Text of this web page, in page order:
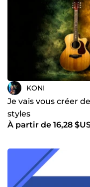
KONI
Je vais vous créer
styles
À partir de 16,28